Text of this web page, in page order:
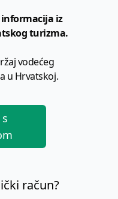
informacija iz
turizma.
vodećeg
u Hrvatskoj.
račun?